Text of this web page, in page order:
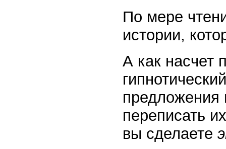
По мере
истории,
А как насчет
предложения
переписать
вы сделаете